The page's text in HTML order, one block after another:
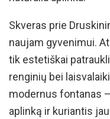
Skveras prie
naujam gyvenimui.
tik estetiškai
renginių bei
modernus fontanas
aplinką ir kuriantis